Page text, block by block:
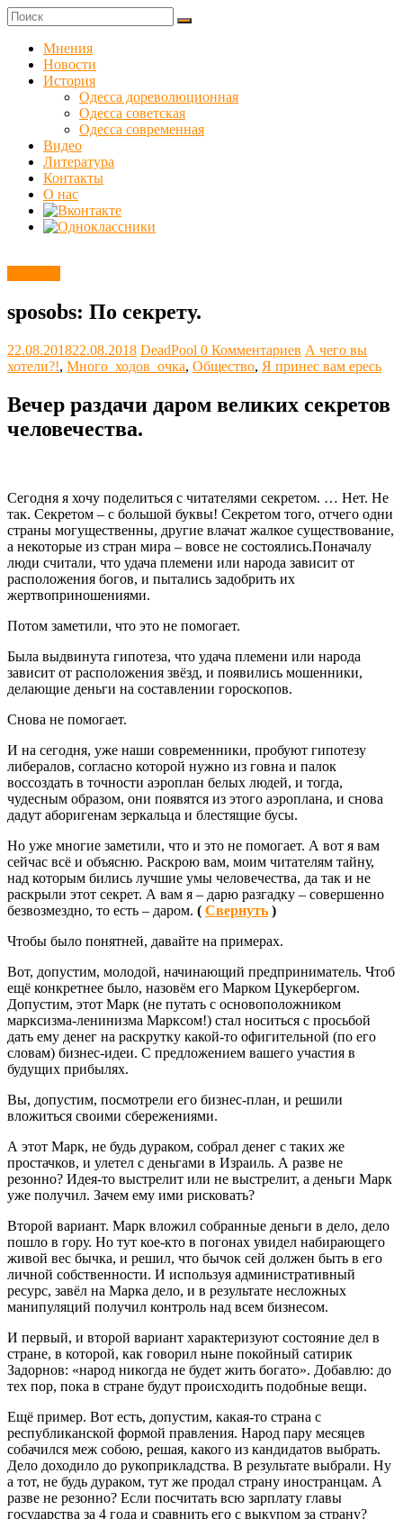
Skip
to
content
Куликовец
Сайт
одесского
сопротивления
Мнения
Новости
История
Одесса дореволюционная
Одесса советская
Одесса современная
Видео
Литература
Контакты
О нас
sposobs: По секрету.
22.08.201822.08.2018 DeadPool 0 Комментариев А чего вы
хотели?!, Много_ходов_очка, Общество, Я принес вам ересь
Вечер раздачи даром великих секретов
человечества.
Сегодня я хочу поделиться с читателями секретом. … Нет. Не
так. Секретом – с большой буквы! Секретом того, отчего одни
страны могущественны, другие влачат жалкое существование,
а некоторые из стран мира – вовсе не состоялись.Поначалу
люди считали, что удача племени или народа зависит от
расположения богов, и пытались задобрить их
жертвоприношениями.
Потом заметили, что это не помогает.
Была выдвинута гипотеза, что удача племени или народа
зависит от расположения звёзд, и появились мошенники,
делающие деньги на составлении гороскопов.
Снова не помогает.
И на сегодня, уже наши современники, пробуют гипотезу
либералов, согласно которой нужно из говна и палок
воссоздать в точности аэроплан белых людей, и тогда,
чудесным образом, они появятся из этого аэроплана, и снова
дадут аборигенам зеркальца и блестящие бусы.
Но уже многие заметили, что и это не помогает. А вот я вам
сейчас всё и объясню. Раскрою вам, моим читателям тайну,
над которым бились лучшие умы человечества, да так и не
раскрыли этот секрет. А вам я – дарю разгадку – совершенно
безвозмездно, то есть – даром. ( Свернуть )
Чтобы было понятней, давайте на примерах.
Вот, допустим, молодой, начинающий предприниматель. Чтоб
ещё конкретнее было, назовём его Марком Цукербергом.
Допустим, этот Марк (не путать с основоположником
марксизма-ленинизма Марксом!) стал носиться с просьбой
дать ему денег на раскрутку какой-то офигительной (по его
словам) бизнес-идеи. С предложением вашего участия в
будущих прибылях.
Вы, допустим, посмотрели его бизнес-план, и решили
вложиться своими сбережениями.
А этот Марк, не будь дураком, собрал денег с таких же
простачков, и улетел с деньгами в Израиль. А разве не
резонно? Идея-то выстрелит или не выстрелит, а деньги Марк
уже получил. Зачем ему ими рисковать?
Второй вариант. Марк вложил собранные деньги в дело, дело
пошло в гору. Но тут кое-кто в погонах увидел набирающего
живой вес бычка, и решил, что бычок сей должен быть в его
личной собственности. И используя административный
ресурс, завёл на Марка дело, и в результате несложных
манипуляций получил контроль над всем бизнесом.
И первый, и второй вариант характеризуют состояние дел в
стране, в которой, как говорил ныне покойный сатирик
Задорнов: «народ никогда не будет жить богато». Добавлю: до
тех пор, пока в стране будут происходить подобные вещи.
Ещё пример. Вот есть, допустим, какая-то страна с
республиканской формой правления. Народ пару месяцев
собачился меж собою, решая, какого из кандидатов выбрать.
Дело доходило до рукоприкладства. В результате выбрали. Ну
а тот, не будь дураком, тут же продал страну иностранцам. А
разве не резонно? Если посчитать всю зарплату главы
государства за 4 года и сравнить его с выкупом за страну?